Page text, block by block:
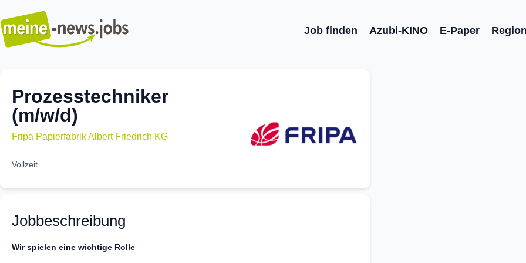
Job finden Azubi-KINO E-Paper
Prozesstechniker
(m/w/d)
Fripa Papierfabrik Albert Friedrich KG
Vollzeit
Jobbeschreibung
Wir spielen eine wichtige Rolle